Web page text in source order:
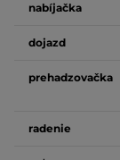
nabíjačka
dojazd
prehadzovačka
radenie